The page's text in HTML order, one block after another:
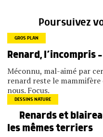
Poursuivez
GROS PLAN
Renard, l’incompris
Méconnu, mal-aimé par
renard reste le
nous. Focus.
DESSINS NATURE
Renards et
les mêmes terriers